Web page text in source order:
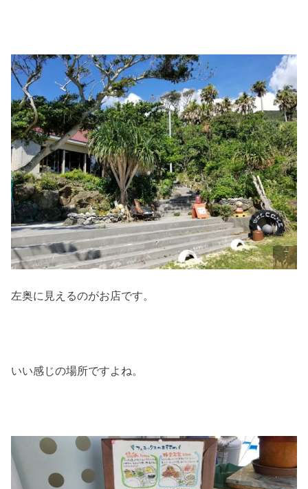
左奥に見えるのがお店です。
いい感じの場所ですよね。